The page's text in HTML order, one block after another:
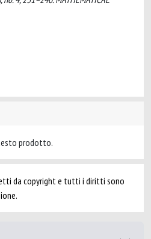
prodotto.
da copyright e tutti i diritti sono